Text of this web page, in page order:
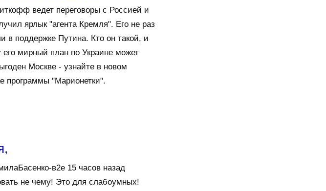
ведет переговоры с Россией и
ярлык "агента Кремля". Его не раз
в поддержке Путина. Кто он такой, и
его мирный план по Украине может
Москве - узнайте в новом
программы "Марионетки".
в2е 15 часов назад
не чему! Это для слабоумных!